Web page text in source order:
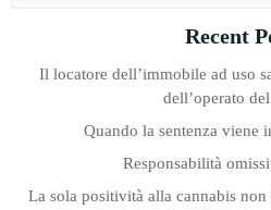
Recent
Il locatore dell’immobile ad uso
dell’operato
Quando la sentenza viene
Responsabilità
La sola positività alla cannabis